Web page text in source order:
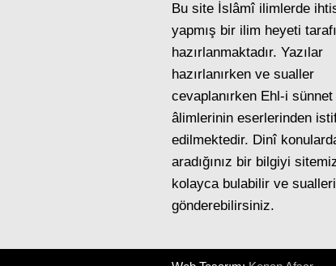
Bu site İslâmî ilimlerde
yapmış bir ilim heyeti
hazırlanmaktadır. Yazılar
hazırlanırken ve sualler
cevaplanırken Ehl-i sünnet
âlimlerinin eserlerinden
edilmektedir. Dinî
aradığınız bir bilgiyi
kolayca bulabilir ve
gönderebilirsiniz.